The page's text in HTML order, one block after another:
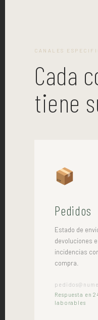
CANALES
Cada
tiene
📦
Pedidos
Estado de
devoluciones e
incidencias
compra.
Respuesta en
laborables